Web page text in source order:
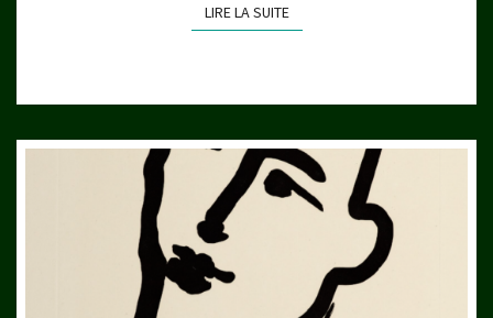
LIRE LA SUITELIRE LA SUITE